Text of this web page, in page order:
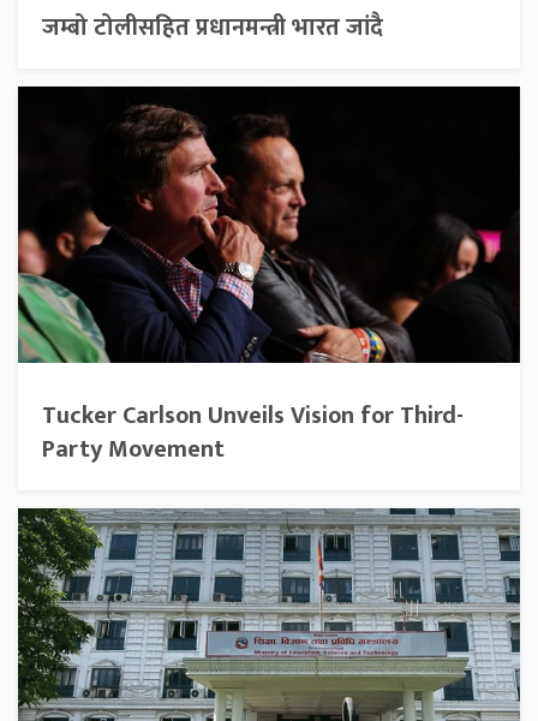
जम्बो टोलीसहित प्रधानमन्त्री भारत जांदै
Tucker Carlson Unveils Vision for Third-
Party Movement